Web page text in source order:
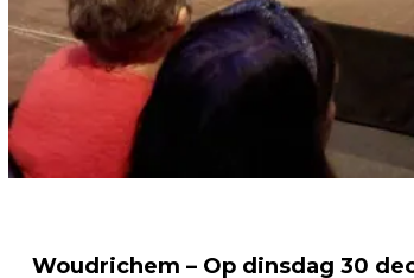
Woudrichem – Op dinsdag 30